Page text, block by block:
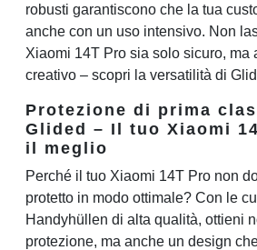
robusti garantiscono che la tua
anche con un uso intensivo. Non
Xiaomi 14T Pro sia solo sicuro, ma
creativo – scopri la versatilità di
Protezione di prima
Glided – Il tuo Xiaomi
il meglio
Perché il tuo Xiaomi 14T Pro non
protetto in modo ottimale? Con le
Handyhüllen di alta qualità, ottieni
protezione, ma anche un design